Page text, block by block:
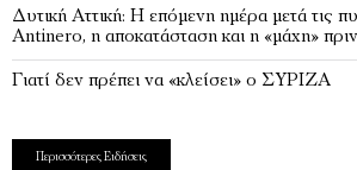
Δυτική Αττική: Η επόμενη ημέρα μετά τις
Antinero, η αποκατάσταση και η «μάχη»
Γιατί δεν πρέπει να «κλείσει» ο ΣΥΡΙΖΑ
Περισσότερες Ειδήσεις